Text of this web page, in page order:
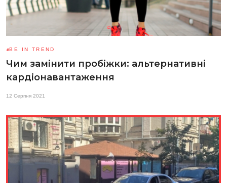
BE IN TREND
Чим замінити пробіжки: альтернативні
кардіонавантаження
12 Серпня 2021